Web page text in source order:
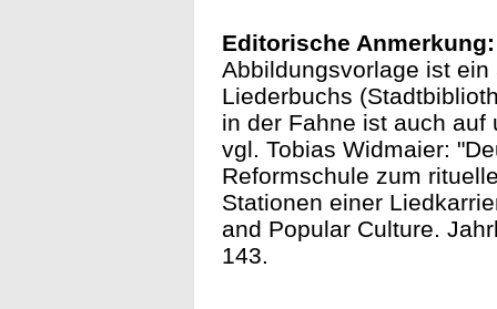
Editorische Anmerkung:
Abbildungsvorlage ist
Liederbuchs
in der Fahne ist auch
vgl. Tobias Widmaier:
Reformschule zum
Stationen einer
and Popular Culture.
143.